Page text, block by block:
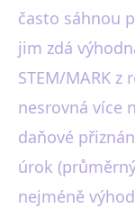
často sáhnou
jim zdá
STEM/MARK
nesrovná více
daňové
úrok
nejméně